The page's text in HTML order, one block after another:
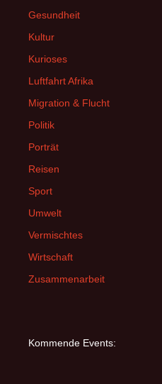
Gesundheit
Kultur
Kurioses
Luftfahrt Afrika
Migration & Flucht
Politik
Porträt
Reisen
Sport
Umwelt
Vermischtes
Wirtschaft
Zusammenarbeit
Kommende Events: